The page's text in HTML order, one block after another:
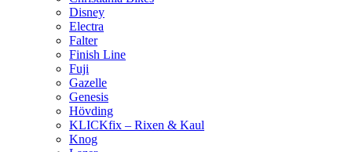
Disney
Electra
Falter
Finish Line
Fuji
Gazelle
Genesis
Hövding
KLICKfix – Rixen & Kaul
Knog